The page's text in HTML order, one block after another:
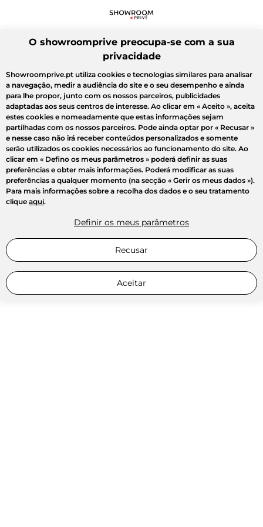
O showroomprive preocupa-se com a sua
privacidade
Showroomprive.pt utiliza cookies e tecnologias similares para analisar
a navegação, medir a audiência do site e o seu desempenho e ainda
para lhe propor, junto com os nossos parceiros, publicidades
adaptadas aos seus centros de interesse. Ao clicar em « Aceito », aceita
estes cookies e nomeadamente que estas informações sejam
partilhadas com os nossos parceiros. Pode ainda optar por « Recusar »
e nesse caso não irá receber conteúdos personalizados e somente
serão utilizados os cookies necessários ao funcionamento do site. Ao
clicar em « Defino os meus parâmetros » poderá definir as suas
preferências e obter mais informações. Poderá modificar as suas
preferências a qualquer momento (na secção « Gerir os meus dados »).
Para mais informações sobre a recolha dos dados e o seu tratamento
clique aqui.
Definir os meus parâmetros
Recusar
Aceitar